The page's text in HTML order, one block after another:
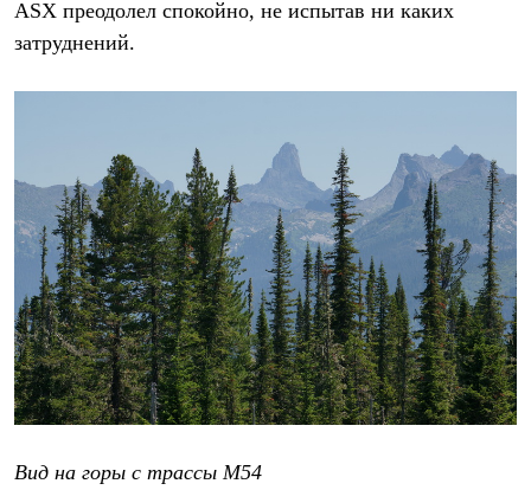
ASX преодолел спокойно, не испытав ни каких
затруднений.
Вид на горы с трассы М54